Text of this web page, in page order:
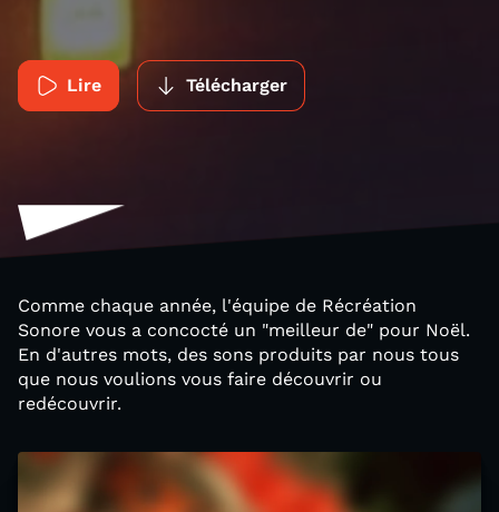
Lire Télécharger
Comme chaque année, l'équipe de Récréation
Sonore vous a concocté un "meilleur de" pour Noël.
En d'autres mots, des sons produits par nous tous
que nous voulions vous faire découvrir ou
redécouvrir.